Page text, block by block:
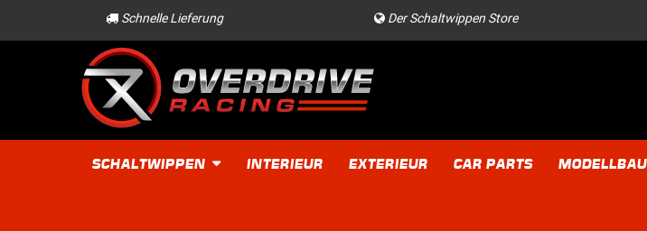
Schnelle Lieferung Der Schaltwippen Store
SCHALTWIPPEN INTERIEUR EXTERIEUR CAR PARTS MODELLBAU